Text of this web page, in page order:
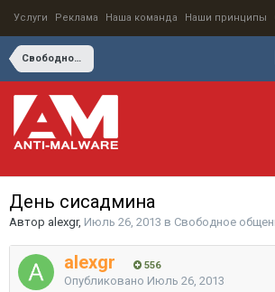
Услуги Реклама Наша команда Наши принципы
Свободное общение
День сисадмина
Автор alexgr, Июль 26, 2013 в Свободное
alexgr 556
Опубликовано Июль 26, 2013